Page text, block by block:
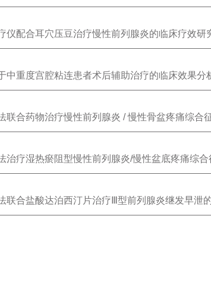
仪配合耳穴压豆治疗慢性前列腺炎的临床疗效研
中重度宫腔粘连患者术后辅助治疗的临床效果分
联合药物治疗慢性前列腺炎 / 慢性骨盆疼痛综合
治疗湿热瘀阻型慢性前列腺炎/慢性盆底疼痛综
联合盐酸达泊西汀片治疗Ⅲ型前列腺炎继发早泄